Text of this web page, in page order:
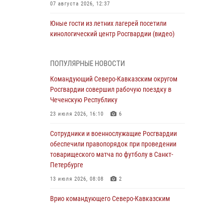
07 августа 2026, 12:37
Юные гости из летних лагерей посетили
кинологический центр Росгвардии (видео)
Ветеран войск правопорядка генерал-майор
Иван Пияшев – герой выпуска «Легенды
армии с Александром Маршалом»
07 августа 2026, 12:00
округу Росгвардии и ветераны военной
контрразведки почтили память Николая
Кузнецова
07 августа 2026, 12:00
подняться на крышу Смольного собора в
ПОПУЛЯРНЫЕ НОВОСТИ
Командующий Северо-Кавказским округом
Росгвардии совершил рабочую поездку в
Чеченскую Республику
23 июля 2026, 16:10 6
Сотрудники и военнослужащие Росгвардии
обеспечили правопорядок при проведении
товарищеского матча по футболу в Санкт-
Петербурге
13 июля 2026, 08:08 2
Врио командующего Северо-Кавказским